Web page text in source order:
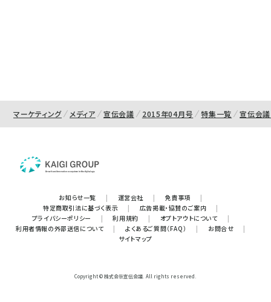
マーケティング メディア 宣伝会議 2015年04月号 特集一覧 宣伝会
お知らせ一覧 | 運営会社 | 免責事項
|
特定商取引法に基づく表示
| 広告掲載・協賛のご案内
|
プライバシーポリシー
| 利用規約 | オプトアウトについて
|
利用者情報の外部送信について
| よくあるご質問（FAQ） | お問合せ
|
サイトマップ
Copyright © 株式会社宣伝会議. All rights reserved.